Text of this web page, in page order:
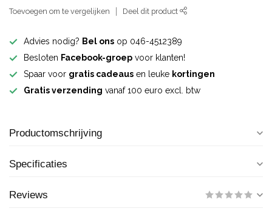
Toevoegen om te vergelijken Deel dit product
Advies nodig? Bel ons op 046-4512389
Besloten Facebook-groep voor klanten!
Spaar voor gratis cadeaus en leuke kortingen
Gratis verzending vanaf 100 euro excl. btw
Productomschrijving
Specificaties
Reviews